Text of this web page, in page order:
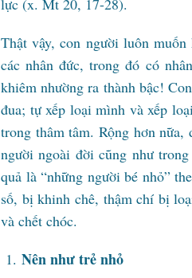
Thật vậy, con người luôn
các nhân đức, trong đó có
khiêm nhường ra thành bậc!
đua; tự xếp loại mình và xếp
trong thâm tâm. Rộng hơn
người ngoài đời cũng như
quả là “những người bé nhỏ”
số, bị khinh chê, thậm chí bị
và chết chóc.
1. Nên như trẻ nhỏ